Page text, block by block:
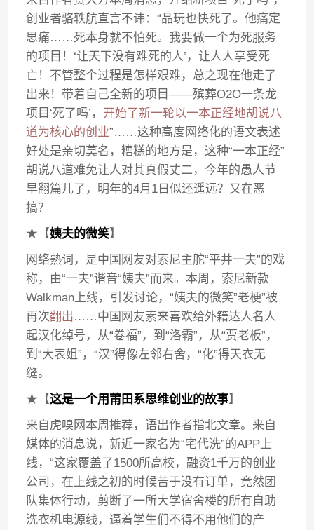
创业者骆轶航直言不讳：“品玩也快死了。他痛定
思痛……死本身就不怕死。我要做一个为死服务
的项目！‘让天下没有难死的人’，让人人享受死
亡！不管整个过程是怎样艰难，总之现在他走了
出来！带着自己全新的项目——殡葬O2O一条龙
项目‘死了吗’， 开始了新一轮以一本正经地胡说八
道为核心的创业”……这种高度网络化的语文表述
好处是亲切莫名，糟糕的地方是，这种“一本正经”
胡说八道难免让人对其真假丈二，今年的愚人节
早翻篇儿了，明年的4月1日似还遥远？又在恶
搞？
★【姨夫的微笑】
网络熟词，是中国网友对索尼主舵“平井一夫”的戏
称，由“一夫”谐音“姨夫”而来。本周，索尼新款
Walkman上线，引发讨论，“姨夫的微笑”老梗”被
再次翻出……中国网友素来喜欢给外籍达人名人
起汉化绰号，从“卷福”，到“洛霸”，从“贾老板”，
到“大表姐”，“汉”得像左邻右舍，“化”得天衣无
缝。
★【这是一个用莆田系思维创业的故事】
来自虎嗅网本周推荐，语出作者指北文章。来自
媒体的消息说，新近一家名为“宅代洗”的APP上
线，“这家覆盖了1500所高校，融资1千万的创业
公司，在上线之初的时候苦于没有订单，竟然团
队集体行动，剪断了一所大学宿舍楼的所有自助
洗衣机电源线，逼着学生们不得不用他们的产